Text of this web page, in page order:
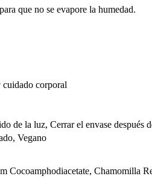
que no se evapore la humedad.
cuidado corporal
de la luz, Cerrar el envase después
Vegano
Cocoamphodiacetate,